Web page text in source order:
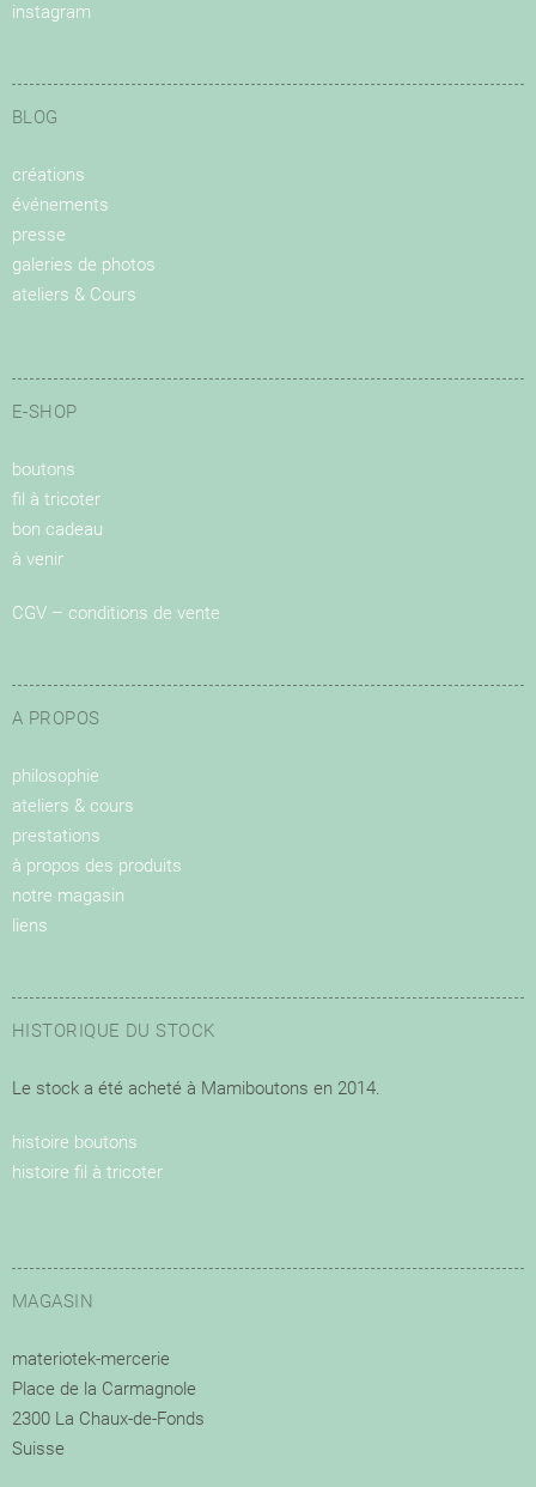
instagram
BLOG
créations
événements
presse
galeries de photos
ateliers & Cours
E-SHOP
boutons
fil à tricoter
bon cadeau
à venir
CGV – conditions de vente
A PROPOS
philosophie
ateliers & cours
prestations
à propos des produits
notre magasin
liens
HISTORIQUE DU STOCK
Le stock a été acheté à Mamiboutons en 2014.
histoire boutons
histoire fil à tricoter
MAGASIN
materiotek-mercerie
Place de la Carmagnole
2300 La Chaux-de-Fonds
Suisse